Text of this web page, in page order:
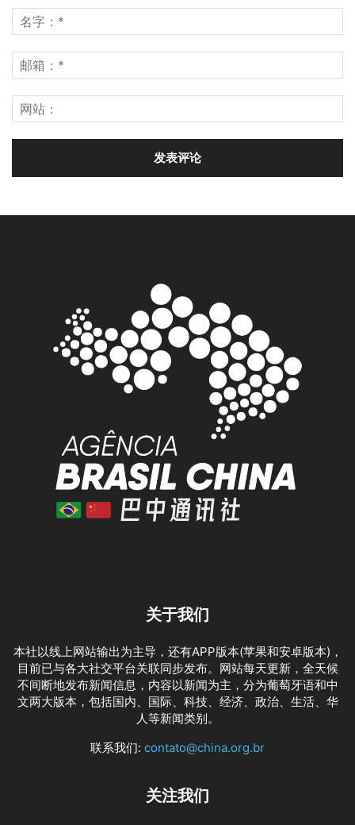
关于我们
本社以线上网站输出为主导，还有APP版本(苹果和安卓版本)，
目前已与各大社交平台关联同步发布。网站每天更新，全天候
不间断地发布新闻信息，内容以新闻为主，分为葡萄牙语和中
文两大版本，包括国内、国际、科技、经济、政治、生活、华
人等新闻类别。
联系我们: contato@china.org.br
关注我们